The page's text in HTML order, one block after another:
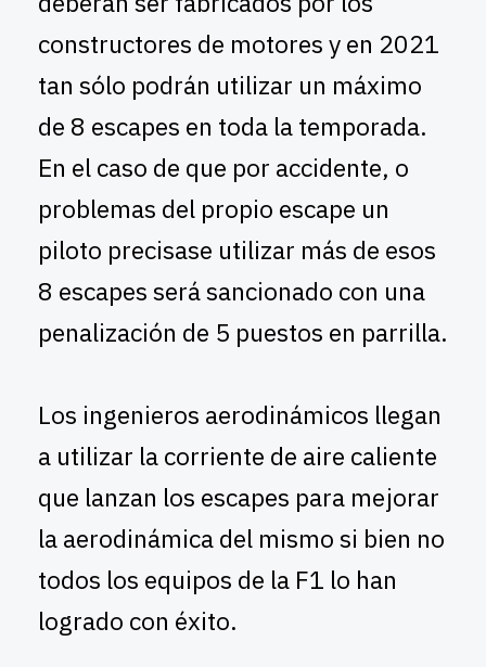
constructores de motores y en 2021
tan sólo podrán utilizar un máximo
de 8 escapes en toda la temporada.
En el caso de que por accidente, o
problemas del propio escape un
piloto precisase utilizar más de esos
8 escapes será sancionado con una
penalización de 5 puestos en parrilla.
Los ingenieros aerodinámicos llegan
a utilizar la corriente de aire caliente
que lanzan los escapes para mejorar
la aerodinámica del mismo si bien no
todos los equipos de la F1 lo han
logrado con éxito.